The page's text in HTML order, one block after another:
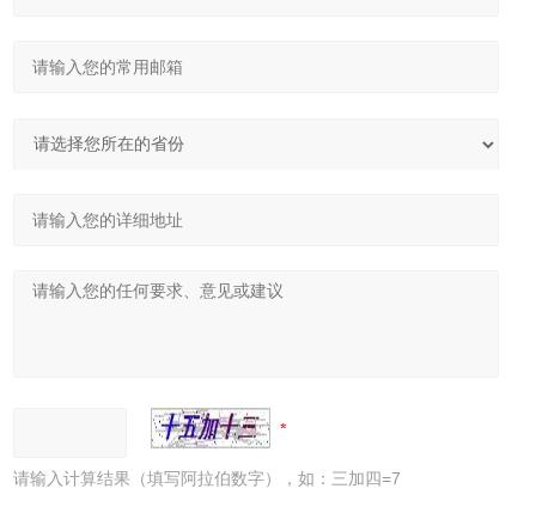
请输入计算结果（填写阿拉伯数字），如：三加四=7